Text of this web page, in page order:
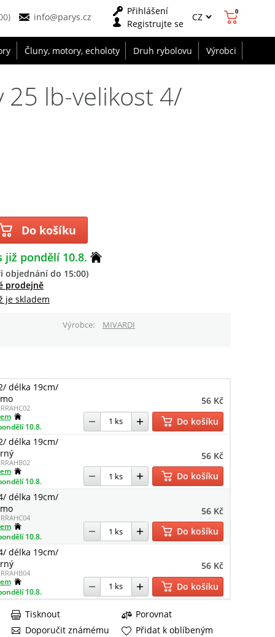
info@parys.cz
Přihlášení
Registrujte se
CZ 0
Čluny, motory, echoloty Druh rybolovu Výrobci
25 lb-velikost 4/
Do košíku
již pondělí 10.8.
objednání do 15:00)
prodejně
je skladem
Výrobce
MIVARDI
délka 19cm/
56 Kč
10.8.
Do košíku
délka 19cm/
56 Kč
10.8.
Do košíku
délka 19cm/
56 Kč
10.8.
Do košíku
délka 19cm/
56 Kč
10.8. Do košíku
Porovnat
Doporučit známému
Tisknout
Přidat k oblíbeným